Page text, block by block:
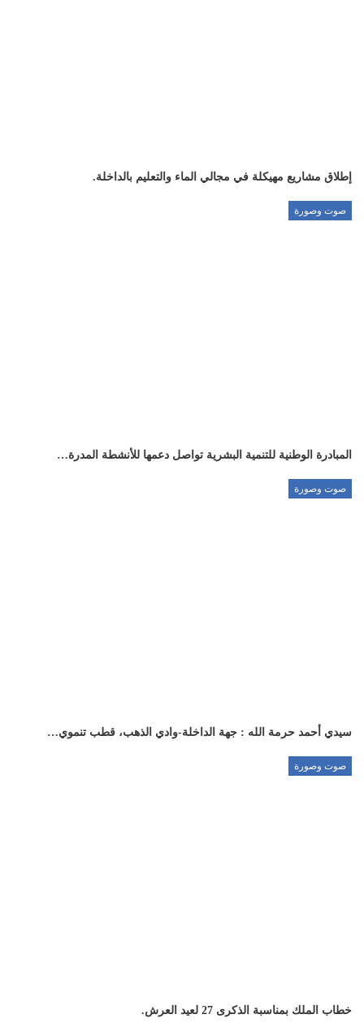
إطلاق مشاريع مهيكلة في مجالي الماء والتعليم بالداخلة.
صوت وصورة
المبادرة الوطنية للتنمية البشرية تواصل دعمها للأنشطة المدرة…
صوت وصورة
سيدي أحمد حرمة الله : جهة الداخلة-وادي الذهب، قطب تنموي…
صوت وصورة
خطاب الملك بمناسبة الذكرى 27 لعيد العرش.